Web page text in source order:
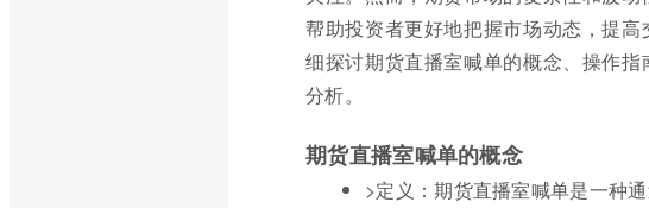
帮助投资者更好地把握市场动态，提
细探讨期货直播室喊单的概念、操作
分析。
期货直播室喊单的概念
>定义：期货直播室喊单是一种